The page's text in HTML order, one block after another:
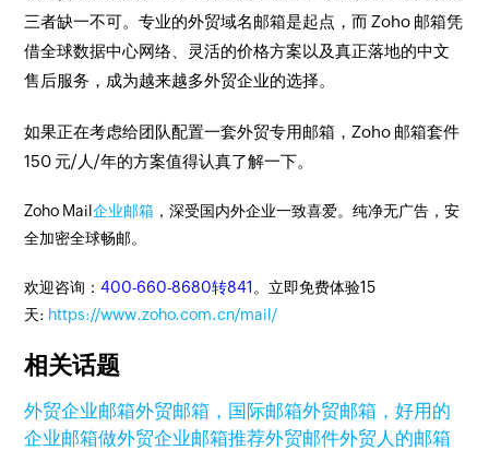
三者缺一不可。专业的外贸域名邮箱是起点，而 Zoho 邮箱凭
借全球数据中心网络、灵活的价格方案以及真正落地的中文
售后服务，成为越来越多外贸企业的选择。
如果正在考虑给团队配置一套外贸专用邮箱，Zoho 邮箱套件
150 元/人/年的方案值得认真了解一下。
Zoho Mail企业邮箱 ，深受国内外企业一致喜爱。纯净无广告，安
全加密全球畅邮。
欢迎咨询：400-660-8680转841 。立即免费体验15
天: https://www.zoho.com.cn/mail/
相关话题
外贸企业邮箱外贸邮箱，国际邮箱外贸邮箱，好用的
企业邮箱做外贸企业邮箱推荐外贸邮件外贸人的邮箱